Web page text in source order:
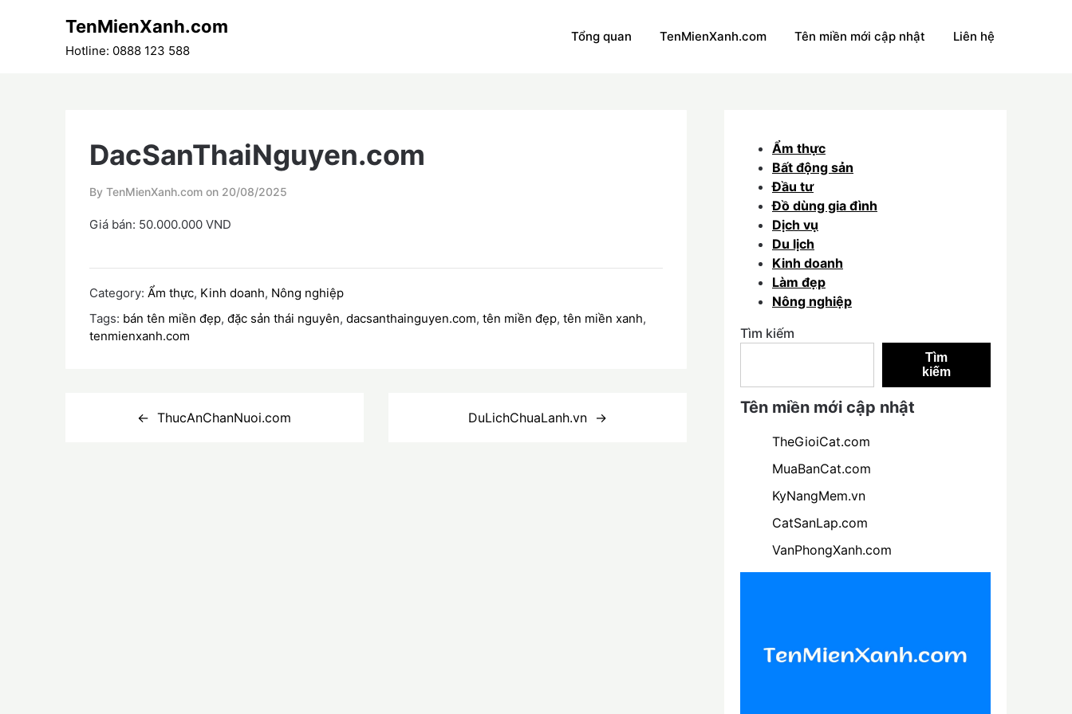
TenMienXanh.com
Hotline: 0888 123 588
Tổng quan TenMienXanh.com Tên miền mới cập nhật Liên hệ
DacSanThaiNguyen.com
By TenMienXanh.com on 20/08/2025
Giá bán: 50.000.000 VND
Category: Ẩm thực, Kinh doanh, Nông nghiệp
Tags: bán tên miền đẹp, đặc sản thái nguyên, dacsanthainguyen.com, tên miền đẹp, tên miền xanh,
tenmienxanh.com
ThucAnChanNuoi.com DuLichChuaLanh.vn
Ẩm thực
Bất động sản
Đầu tư
Đồ dùng gia đình
Dịch vụ
Du lịch
Kinh doanh
Làm đẹp
Nông nghiệp
Tìm kiếm
Tìm
kiếm
Tên miền mới cập nhật
TheGioiCat.com
MuaBanCat.com
KyNangMem.vn
CatSanLap.com
VanPhongXanh.com